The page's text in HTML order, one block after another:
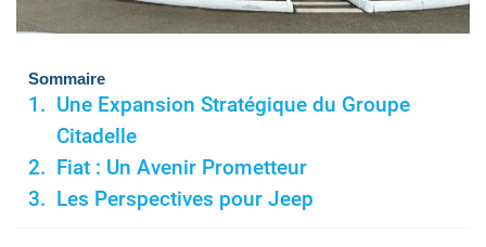
Sommaire
Une Expansion Stratégique du Groupe
Citadelle
Fiat : Un Avenir Prometteur
Les Perspectives pour Jeep